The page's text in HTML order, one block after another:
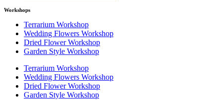
Workshops
Terrarium Workshop
Wedding Flowers Workshop
Dried Flower Workshop
Garden Style Workshop
Terrarium Workshop
Wedding Flowers Workshop
Dried Flower Workshop
Garden Style Workshop